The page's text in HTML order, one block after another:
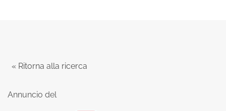
« Ritorna alla ricerca
Annuncio del